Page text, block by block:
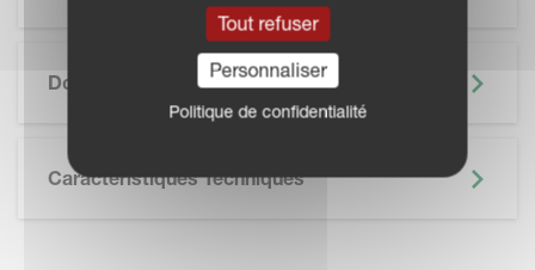
Documentation
Caractéristiques Techniques
Tout refuser
Personnaliser
Politique de confidentialité